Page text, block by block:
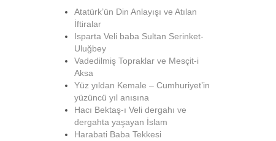
Atatürk’ün Din Anlayışı ve Atılan
İftiralar
Isparta Veli baba Sultan Serinket-
Uluğbey
Vadedilmiş Topraklar ve Mesçit-i
Aksa
Yüz yıldan Kemale – Cumhuriyet’in
yüzüncü yıl anısına
Hacı Bektaş-ı Veli dergahı ve
dergahta yaşayan İslam
Harabati Baba Tekkesi